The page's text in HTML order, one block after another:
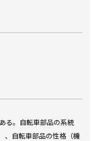
る。自転車部品の系統
、自転車部品の性格（機